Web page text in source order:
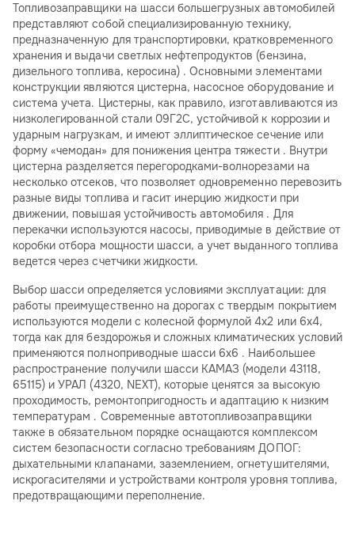
Топливозаправщики на шасси большегрузных автомобилей
представляют собой специализированную технику,
предназначенную для транспортировки, кратковременного
хранения и выдачи светлых нефтепродуктов (бензина,
дизельного топлива, керосина) . Основными элементами
конструкции являются цистерна, насосное оборудование и
система учета. Цистерны, как правило, изготавливаются из
низколегированной стали 09Г2С, устойчивой к коррозии и
ударным нагрузкам, и имеют эллиптическое сечение или
форму «чемодан» для понижения центра тяжести . Внутри
цистерна разделяется перегородками-волнорезами на
несколько отсеков, что позволяет одновременно перевозить
разные виды топлива и гасит инерцию жидкости при
движении, повышая устойчивость автомобиля . Для
перекачки используются насосы, приводимые в действие от
коробки отбора мощности шасси, а учет выданного топлива
ведется через счетчики жидкости.
Выбор шасси определяется условиями эксплуатации: для
работы преимущественно на дорогах с твердым покрытием
используются модели с колесной формулой 4х2 или 6х4,
тогда как для бездорожья и сложных климатических условий
применяются полноприводные шасси 6х6 . Наибольшее
распространение получили шасси КАМАЗ (модели 43118,
65115) и УРАЛ (4320, NEXT), которые ценятся за высокую
проходимость, ремонтопригодность и адаптацию к низким
температурам . Современные автотопливозаправщики
также в обязательном порядке оснащаются комплексом
систем безопасности согласно требованиям ДОПОГ:
дыхательными клапанами, заземлением, огнетушителями,
искрогасителями и устройствами контроля уровня топлива,
предотвращающими переполнение.